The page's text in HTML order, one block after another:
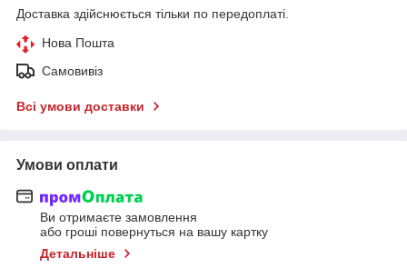
Доставка здійснюється тільки по передоплаті.
Нова Пошта
Самовивіз
Всі умови доставки
Умови оплати
Ви отримаєте замовлення
або гроші повернуться на вашу картку
Детальніше